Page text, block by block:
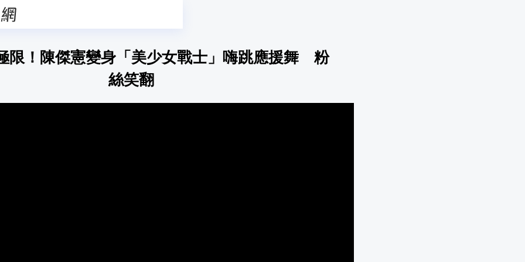
限！陳傑憲變身「美少女戰士」嗨跳應援舞 粉
絲笑翻